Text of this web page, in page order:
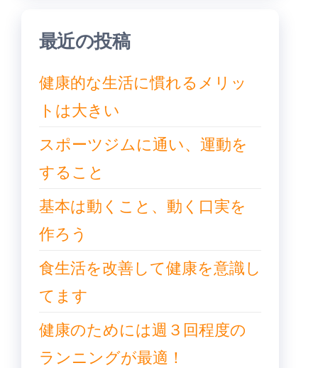
り最近の投稿
健康的な生活に慣れるメリッ
トは大きい
スポーツジムに通い、運動を
すること
基本は動くこと、動く口実を
作ろう
食生活を改善して健康を意識し
てます
健康のためには週３回程度の
ランニングが最適！